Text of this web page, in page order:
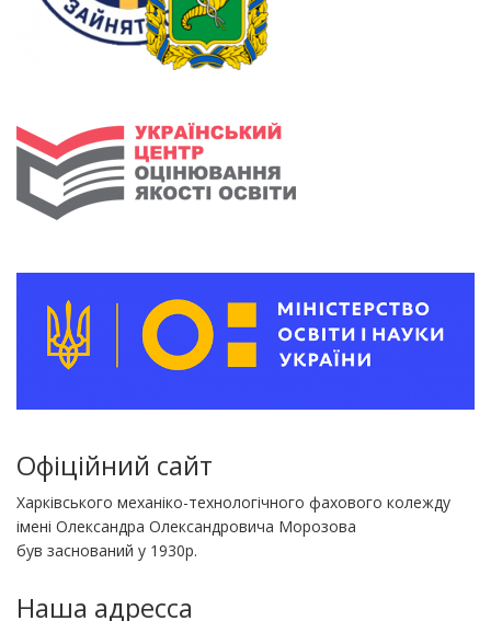
Офіційний сайт
Харківського механіко-технологічного фахового колежду
імені Олександра Олександровича Морозова
був заснований у 1930р.
Наша адресса